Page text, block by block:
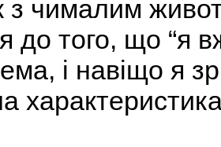
з чималим
до того, що “я
і навіщо я